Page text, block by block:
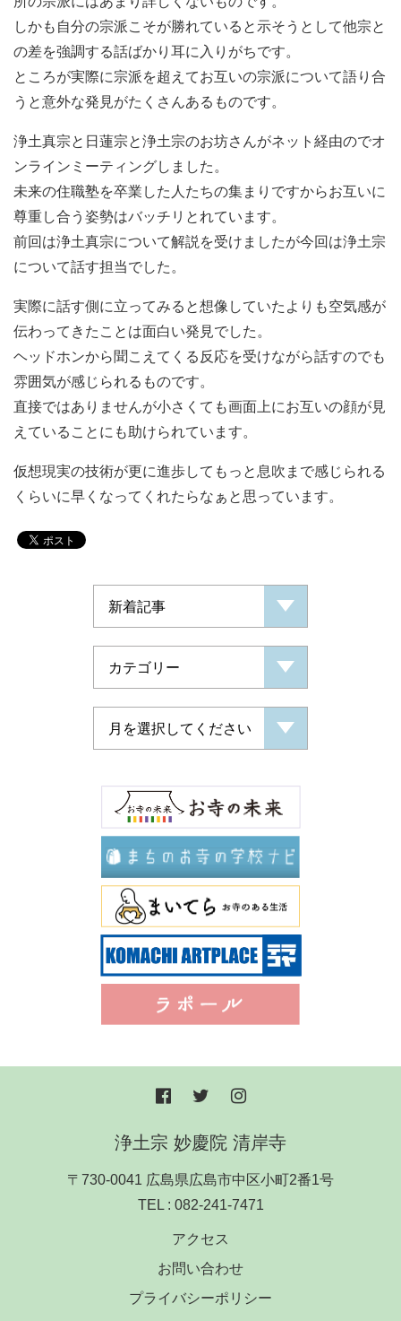
しかも自分の宗派こそが勝れていると示そうとして他宗と
の差を強調する話ばかり耳に入りがちです。
ところが実際に宗派を超えてお互いの宗派について語り合
うと意外な発見がたくさんあるものです。
浄土真宗と日蓮宗と浄土宗のお坊さんがネット経由のでオ
ンラインミーティングしました。
未来の住職塾を卒業した人たちの集まりですからお互いに
尊重し合う姿勢はバッチリとれています。
前回は浄土真宗について解説を受けましたが今回は浄土宗
について話す担当でした。
実際に話す側に立ってみると想像していたよりも空気感が
伝わってきたことは面白い発見でした。
ヘッドホンから聞こえてくる反応を受けながら話すのでも
雰囲気が感じられるものです。
直接ではありませんが小さくても画面上にお互いの顔が見
えていることにも助けられています。
仮想現実の技術が更に進歩してもっと息吹まで感じられる
くらいに早くなってくれたらなぁと思っています。
浄土宗 妙慶院 清岸寺
〒730-0041 広島県広島市中区小町2番1号
TEL : 082-241-7471
アクセス
お問い合わせ
プライバシーポリシー